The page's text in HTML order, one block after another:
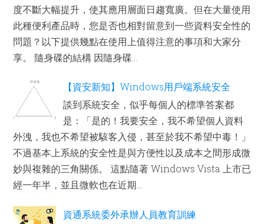
度不斷大幅提升，使其應用層面日趨寬廣。但在大量使用
此種便利產品時，您是否也相對留意到一些資料安全性的
問題？以下提供幾點在使用上值得注意的事項和大家分
享。 隨身碟的結構 因隨身碟...
【資安新知】Windows用戶端系統安全
談到系統安全，似乎每個人的標準答案都
是：「是的！我要安全，我不希望個人資料
外洩，我也不希望被駭客入侵，甚至於我不希望中毒！」
不過基本上系統的安全性是與方便性以及成本之間形成微
妙與複雜的三角關係。 這點隨著 Windows Vista 上市已
經一年半，並且微軟也在近期...
資通系統委外承辦人員教育訓練